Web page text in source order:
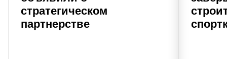
стратегическом
партнерстве